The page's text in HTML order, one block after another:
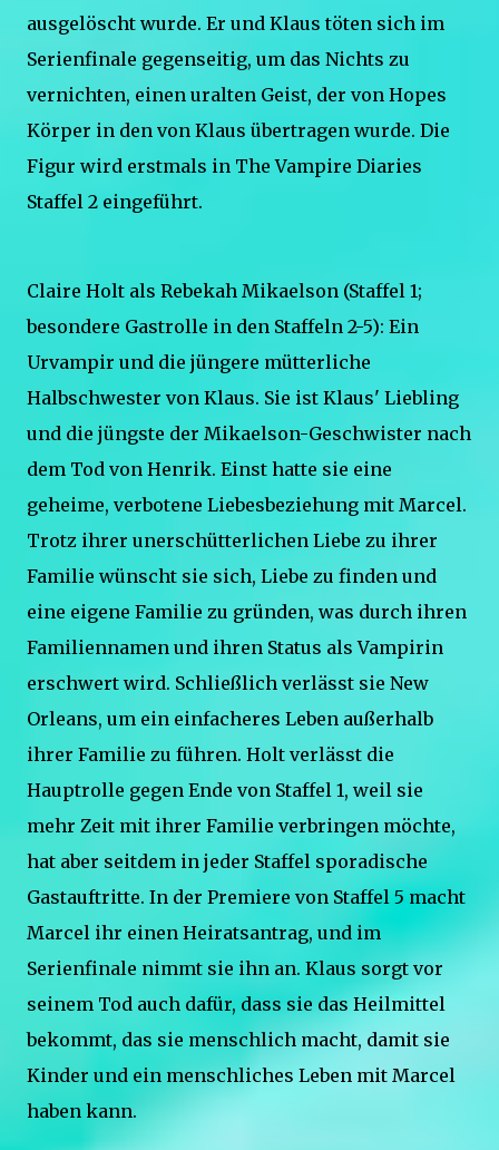
ausgelöscht wurde. Er und Klaus töten sich im
Serienfinale gegenseitig, um das Nichts zu
vernichten, einen uralten Geist, der von Hopes
Körper in den von Klaus übertragen wurde. Die
Figur wird erstmals in The Vampire Diaries
Staffel 2 eingeführt.
Claire Holt als Rebekah Mikaelson (Staffel 1;
besondere Gastrolle in den Staffeln 2-5): Ein
Urvampir und die jüngere mütterliche
Halbschwester von Klaus. Sie ist Klaus' Liebling
und die jüngste der Mikaelson-Geschwister nach
dem Tod von Henrik. Einst hatte sie eine
geheime, verbotene Liebesbeziehung mit Marcel.
Trotz ihrer unerschütterlichen Liebe zu ihrer
Familie wünscht sie sich, Liebe zu finden und
eine eigene Familie zu gründen, was durch ihren
Familiennamen und ihren Status als Vampirin
erschwert wird. Schließlich verlässt sie New
Orleans, um ein einfacheres Leben außerhalb
ihrer Familie zu führen. Holt verlässt die
Hauptrolle gegen Ende von Staffel 1, weil sie
mehr Zeit mit ihrer Familie verbringen möchte,
hat aber seitdem in jeder Staffel sporadische
Gastauftritte. In der Premiere von Staffel 5 macht
Marcel ihr einen Heiratsantrag, und im
Serienfinale nimmt sie ihn an. Klaus sorgt vor
seinem Tod auch dafür, dass sie das Heilmittel
bekommt, das sie menschlich macht, damit sie
Kinder und ein menschliches Leben mit Marcel
haben kann.